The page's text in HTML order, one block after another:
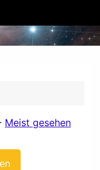
Meist gesehen